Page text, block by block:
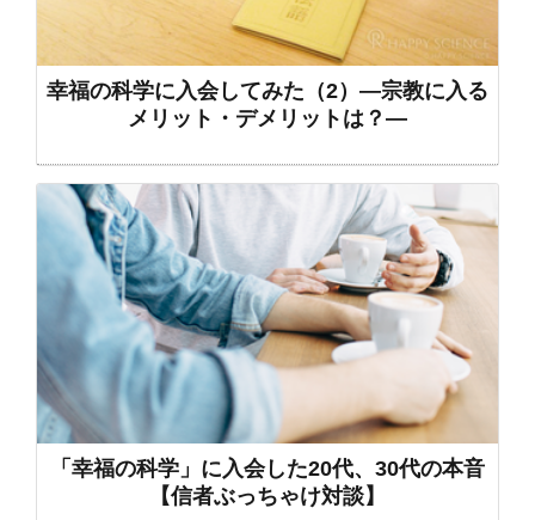
幸福の科学に入会してみた（2）―宗教に入る
メリット・デメリットは？―
「幸福の科学」に入会した20代、30代の本音
【信者ぶっちゃけ対談】